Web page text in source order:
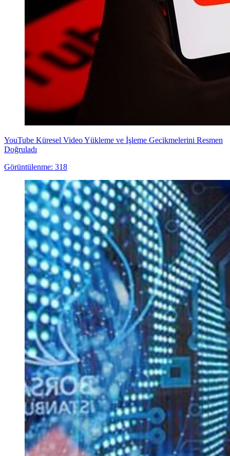
YouTube Küresel Video Yükleme ve İşleme Gecikmelerini Resmen
Doğruladı
Görüntülenme: 318